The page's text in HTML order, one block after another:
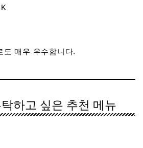
도 매우 우수합니다.
하고 싶은 추천 메뉴